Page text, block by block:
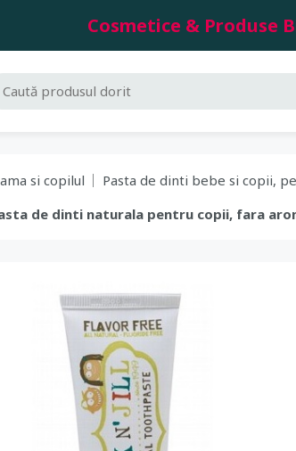
Cosmetice & Produse
si copilul
Pasta de dinti bebe si copii,
de dinti naturala pentru copii, fara